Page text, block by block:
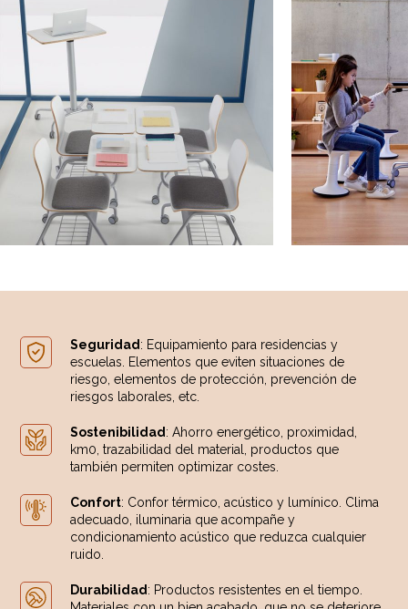
Seguridad : Equipamiento para residencias y
escuelas. Elementos que eviten situaciones de
riesgo, elementos de protección, prevención de
riesgos laborales, etc.
Sostenibilidad : Ahorro energético, proximidad,
km0, trazabilidad del material, productos que
también permiten optimizar costes.
Confort: Confor térmico, acústico y lumínico. Clima
adecuado, iluminaria que acompañe y
condicionamiento acústico que reduzca cualquier
ruido.
Durabilidad : Productos resistentes en el tiempo.